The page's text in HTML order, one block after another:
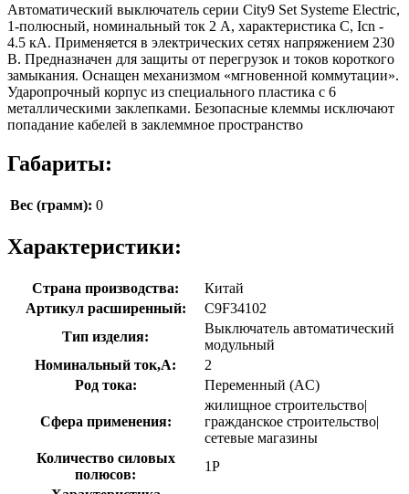
Автоматический выключатель серии City9 Set Systeme Electric,
1-полюсный, номинальный ток 2 А, характеристика С, Icn -
4.5 кА. Применяется в электрических сетях напряжением 230
В. Предназначен для защиты от перегрузок и токов короткого
замыкания. Оснащен механизмом «мгновенной коммутации».
Ударопрочный корпус из специального пластика с 6
металлическими заклепками. Безопасные клеммы исключают
попадание кабелей в заклеммное пространство
Габариты:
Вес (грамм): 0
Характеристики:
Страна производства:
Китай
Артикул расширенный:
C9F34102
Тип изделия:
Выключатель автоматический
модульный
Номинальный ток,А:
2
Род тока:
Переменный (AC)
Сфера применения:
жилищное строительство|
гражданское строительство|
сетевые магазины
Количество силовых
полюсов:
1P